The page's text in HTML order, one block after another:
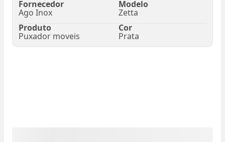
Fornecedor
Ago Inox
Modelo
Zetta
Produto
Puxador moveis
Cor
Prata